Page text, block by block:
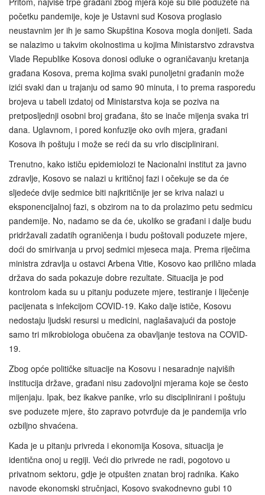
početku pandemije, koje je Ustavni sud Kosova proglasio
neustavnim jer ih je samo Skupština Kosova mogla donijeti. Sada
se nalazimo u takvim okolnostima u kojima Ministarstvo zdravstva
Vlade Republike Kosova donosi odluke o ograničavanju kretanja
građana Kosova, prema kojima svaki punoljetni građanin može
izići svaki dan u trajanju od samo 90 minuta, i to prema rasporedu
brojeva u tabeli izdatoj od Ministarstva koja se poziva na
pretposljednji osobni broj građana, što se inače mijenja svaka tri
dana. Uglavnom, i pored konfuzije oko ovih mjera, građani
Kosova ih poštuju i može se reći da su vrlo disciplinirani.
Trenutno, kako ističu epidemiolozi te Nacionalni institut za javno
zdravlje, Kosovo se nalazi u kritičnoj fazi i očekuje se da će
sljedeće dvije sedmice biti najkritičnije jer se kriva nalazi u
eksponencijalnoj fazi, s obzirom na to da prolazimo petu sedmicu
pandemije. No, nadamo se da će, ukoliko se građani i dalje budu
pridržavali zadatih ograničenja i budu poštovali poduzete mjere,
doći do smirivanja u prvoj sedmici mjeseca maja. Prema riječima
ministra zdravlja u ostavci Arbena Vitie, Kosovo kao prilično mlada
država do sada pokazuje dobre rezultate. Situacija je pod
kontrolom kada su u pitanju poduzete mjere, testiranje i liječenje
pacijenata s infekcijom COVID‑19. Kako dalje ističe, Kosovu
nedostaju ljudski resursi u medicini, naglašavajući da postoje
samo tri mikrobiologa obučena za obavljanje testova na COVID-
19.
Zbog opće političke situacije na Kosovu i nesaradnje najviših
institucija države, građani nisu zadovoljni mjerama koje se često
mijenjaju. Ipak, bez ikakve panike, vrlo su disciplinirani i poštuju
sve poduzete mjere, što zapravo potvrđuje da je pandemija vrlo
ozbiljno shvaćena.
Kada je u pitanju privreda i ekonomija Kosova, situacija je
identična onoj u regiji. Veći dio privrede ne radi, pogotovo u
privatnom sektoru, gdje je otpušten znatan broj radnika. Kako
navode ekonomski stručnjaci, Kosovo svakodnevno gubi 10